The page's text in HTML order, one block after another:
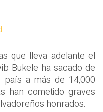
que lleva adelante el
Bukele ha sacado de
a más de 14,000
han cometido graves
honrados.